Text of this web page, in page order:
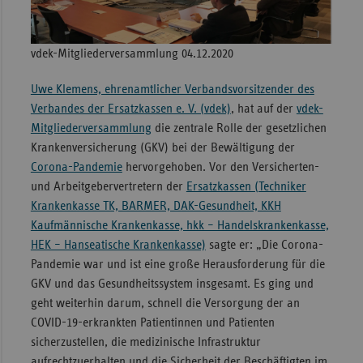
vdek-Mitgliederversammlung 04.12.2020
Uwe Klemens, ehrenamtlicher Verbandsvorsitzender des
Verbandes der Ersatzkassen e. V. (vdek), hat auf der vdek-
Mitgliederversammlung die zentrale Rolle der gesetzlichen
Krankenversicherung (GKV) bei der Bewältigung der
Corona-Pandemiehervorgehoben. Vor den Versicherten-
und Arbeitgebervertretern der Ersatzkassen (Techniker
Krankenkasse TK, BARMER, DAK-Gesundheit, KKH
Kaufmännische Krankenkasse, hkk – Handelskrankenkasse,
HEK – Hanseatische Krankenkasse) sagte er: „Die Corona-
Pandemie war und ist eine große Herausforderung für die
GKV und das Gesundheitssystem insgesamt. Es ging und
geht weiterhin darum, schnell die Versorgung der an
COVID-19-erkrankten Patientinnen und Patienten
sicherzustellen, die medizinische Infrastruktur